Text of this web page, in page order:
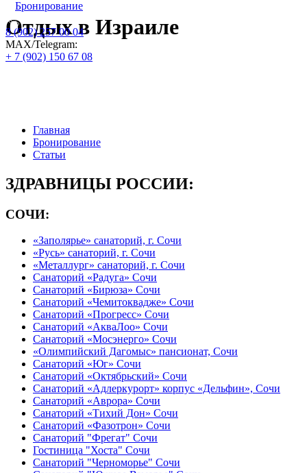
Бронирование
8 (902) 257 00 04
МАХ/Telegram:
+ 7 (902) 150 67 08
Отдых в Израиле
Главная
Бронирование
Статьи
ЗДРАВНИЦЫ РОССИИ:
СОЧИ:
«Заполярье» санаторий, г. Сочи
«Русь» санаторий, г. Сочи
«Металлург» санаторий, г. Сочи
Санаторий «Радуга» Сочи
Санаторий «Бирюза» Сочи
Санаторий «Чемитоквадже» Сочи
Санаторий «Прогресс» Сочи
Санаторий «АкваЛоо» Сочи
Санаторий «Мосэнерго» Сочи
«Олимпийский Дагомыс» пансионат, Сочи
Санаторий «Юг» Сочи
Санаторий «Октябрьский» Сочи
Санаторий «Адлеркурорт» корпус «Дельфин», Сочи
Санаторий «Аврора» Сочи
Санаторий «Тихий Дон» Сочи
Санаторий «Фазотрон» Сочи
Санаторий "Фрегат" Сочи
Гостиница "Хоста" Сочи
Санаторий "Черноморье" Сочи